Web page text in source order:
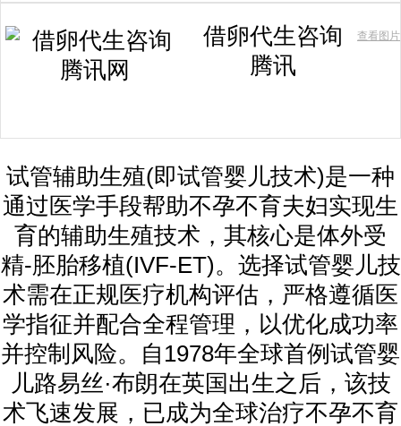
借卵代生咨询
腾讯
查看图片
试管辅助生殖(即试管婴儿技术)是一种
通过医学手段帮助不孕不育夫妇实现生
育的辅助生殖技术，其核心是体外受
精-胚胎移植(IVF-ET)。选择试管婴儿技
术需在正规医疗机构评估，严格遵循医
学指征并配合全程管理，以优化成功率
并控制风险。自1978年全球首例试管婴
儿路易丝·布朗在英国出生之后，该技
术飞速发展，已成为全球治疗不孕不育